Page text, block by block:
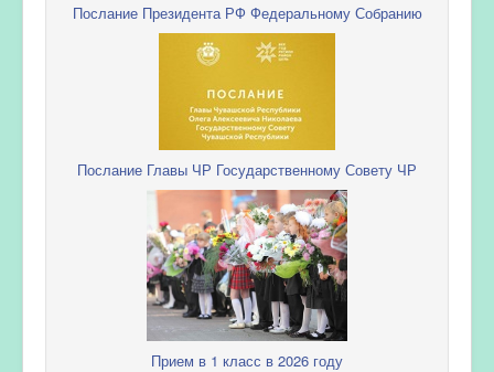
Послание Президента РФ Федеральному Собранию
Послание Главы ЧР Государственному Совету ЧР
Прием в 1 класс в 2026 году